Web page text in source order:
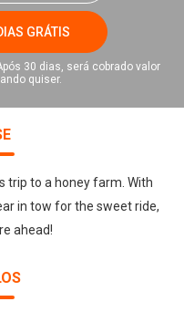
GRÁTIS
30 dias, será cobrado valor
quiser.
trip to a honey farm. With
in tow for the sweet ride,
ahead!